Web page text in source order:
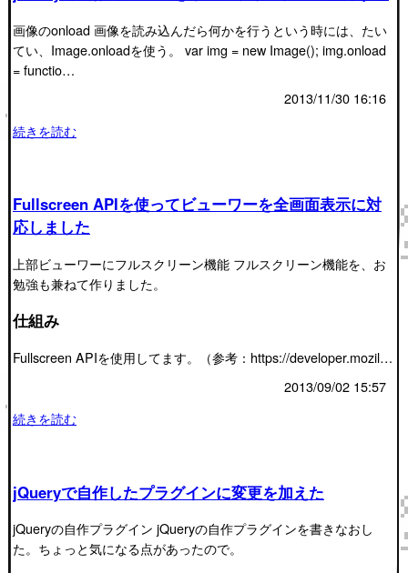
画像のonload 画像を読み込んだら何かを行うという時には、たい
てい、Image.onloadを使う。 var img = new Image(); img.onload
= functio…
2013/11/30 16:16
続きを読む
Fullscreen APIを使ってビューワーを全画面表示に対
応しました
上部ビューワーにフルスクリーン機能 フルスクリーン機能を、お
勉強も兼ねて作りました。
仕組み
Fullscreen APIを使用してます。（参考：https://developer.mozil…
2013/09/02 15:57
続きを読む
jQueryで自作したプラグインに変更を加えた
jQueryの自作プラグイン jQueryの自作プラグインを書きなおし
た。ちょっと気になる点があったので。